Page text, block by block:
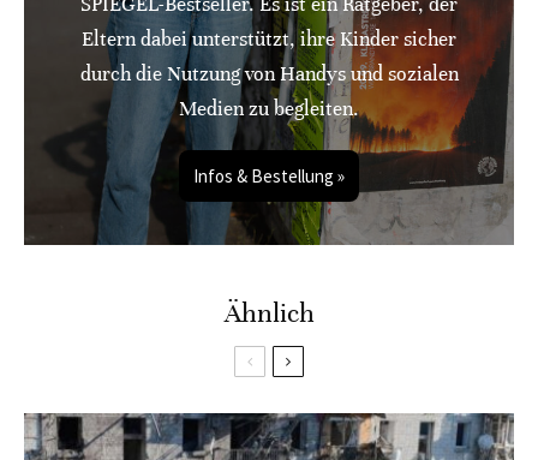
Eltern dabei unterstützt, ihre Kinder sicher
durch die Nutzung von Handys und sozialen
Medien zu begleiten.
Infos & Bestellung »
Ähnlich